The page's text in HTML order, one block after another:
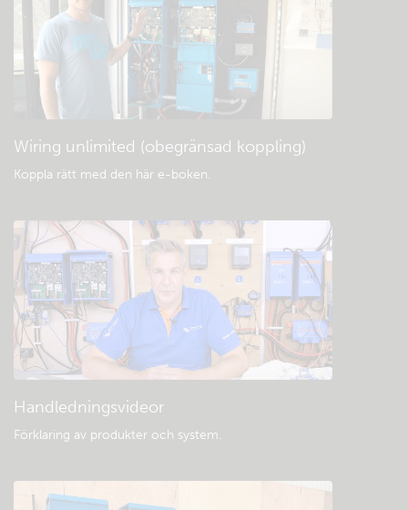
Allmänna nedladdningar och dokument
Wiring unlimited (obegränsad koppling)
Koppla rätt med den här e-boken.
Handledningsvideor
Förklaring av produkter och system.